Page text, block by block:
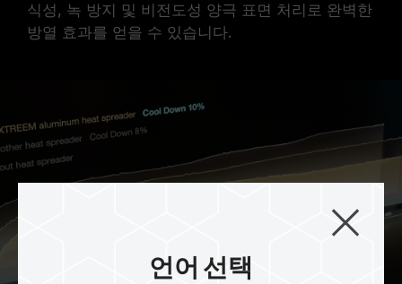
식성, 녹 방지 및 비전도성 양극 표면 처리로 완벽한
방열 효과를 얻을 수 있습니다.
언어 선택